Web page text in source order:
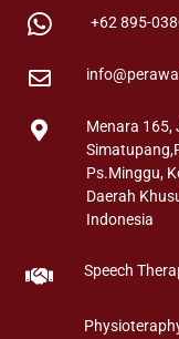
+62 895-
Menara 165,
Ps.Minggu,
Daerah
Indonesia
Speech